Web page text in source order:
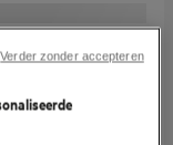
Verder zonder accepteren